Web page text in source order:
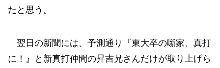
たと思う。
翌日の新聞には、予測通り『東大卒の噺家、真打
に！』と新真打仲間の昇吉兄さんだけが取り上げら